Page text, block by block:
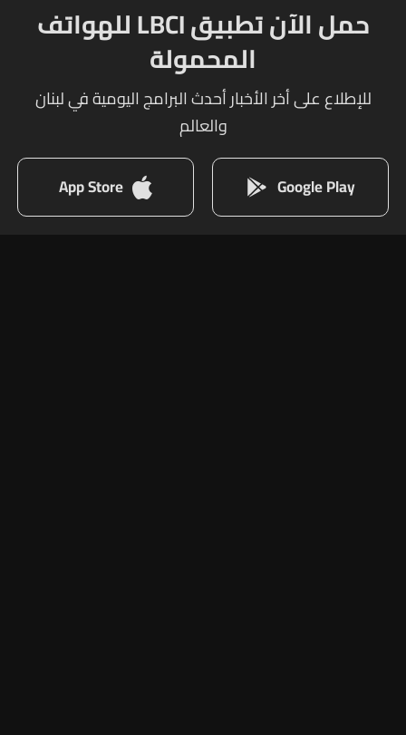
حمل الآن تطبيق LBCI للهواتف
المحمولة
للإطلاع على أخر الأخبار أحدث البرامج اليومية في لبنان
والعالم
Google Play
App Store